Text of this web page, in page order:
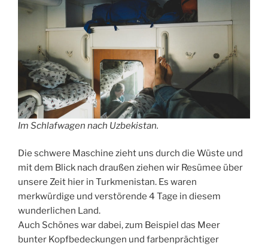
Im Schlafwagen nach Uzbekistan.
Die schwere Maschine zieht uns durch die Wüste und
mit dem Blick nach draußen ziehen wir Resümee über
unsere Zeit hier in Turkmenistan. Es waren
merkwürdige und verstörende 4 Tage in diesem
wunderlichen Land.
Auch Schönes war dabei, zum Beispiel das Meer
bunter Kopfbedeckungen und farbenprächtiger